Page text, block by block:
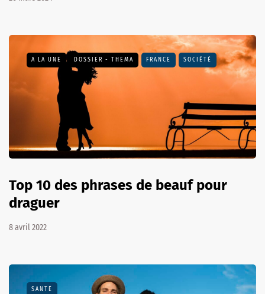
A LA UNE DOSSIER - THEMA FRANCE SOCIÉTÉ
Top 10 des phrases de beauf pour
draguer
8 avril 2022
SANTÉ